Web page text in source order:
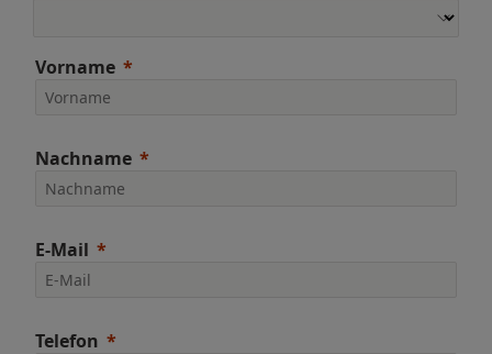
Vorname
Nachname
E-Mail
Telefon